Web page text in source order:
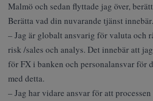
Malmö och sedan flyttade jag över,
Berätta vad din nuvarande tjänst innebär.
– Jag är globalt ansvarig för valuta och
risk /sales och analys. Det innebär att
för FX i banken och personalansvar för
med detta.
– Jag har vidare ansvar för att